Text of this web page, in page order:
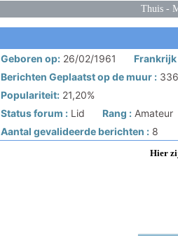
Thuis-
Geboren op:26/02/1961
Frankrijk
Berichten Geplaatst op de muur :336
Populariteit:21,20%
Status forum :Lid Rang :Amateur
Aantal gevalideerde berichten :8
Hier